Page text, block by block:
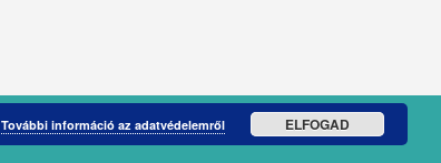
További információ az adatvédelemről ELFOGAD